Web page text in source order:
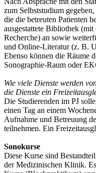
zum Selbststudium
die die betreuten Patienten
ausgestattete Bibliothek
Recherche) an sowie
und Online-Literatur (z. B.
Ebenso können die Räume
Sonographie-Raum oder
Wie viele Dienste werden
die Dienste ein
Die Studierenden im PJ
einen Tag an einem
Aufnahme und Betreuung
teilnehmen. Ein
Sonokurse
Diese Kurse sind
der Medizinischen Klinik.